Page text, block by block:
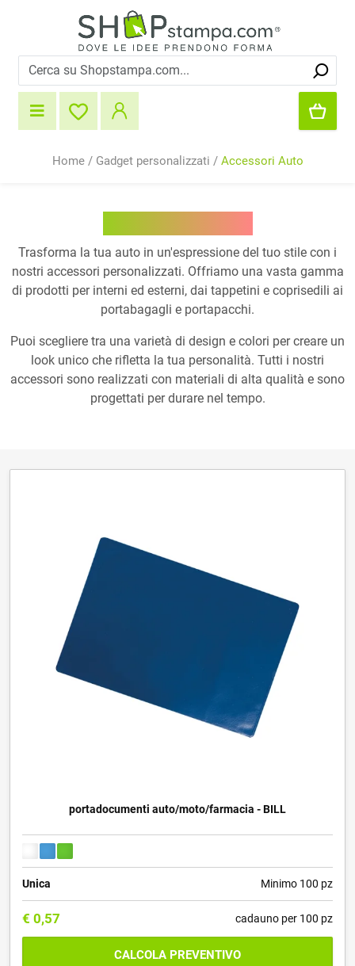
Home/ Gadget personalizzati / Accessori Auto
Trasforma la tua auto in un'espressione del tuo stile con i
nostri accessori personalizzati. Offriamo una vasta gamma
di prodotti per interni ed esterni, dai tappetini e coprisedili ai
portabagagli e portapacchi.
Puoi scegliere tra una varietà di design e colori per creare un
look unico che rifletta la tua personalità. Tutti i nostri
accessori sono realizzati con materiali di alta qualità e sono
progettati per durare nel tempo.
portadocumenti auto/moto/farmacia - BILL
Unica Minimo 100 pz
€ 0,57 cadauno per 100 pz
CALCOLA PREVENTIVO